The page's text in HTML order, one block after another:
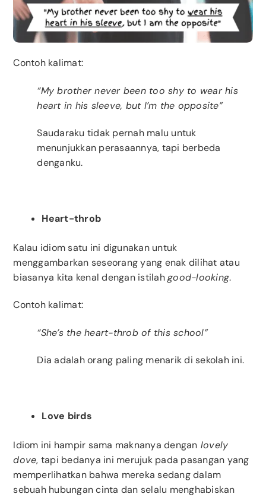
Contoh kalimat:
“My brother never been too shy to wear his
heart in his sleeve, but I’m the opposite”
Saudaraku tidak pernah malu untuk
menunjukkan perasaannya, tapi berbeda
denganku.
Heart-throb
Kalau idiom satu ini digunakan untuk
menggambarkan seseorang yang enak dilihat atau
biasanya kita kenal dengan istilahgood-looking.
Contoh kalimat:
“She’s the heart-throb of this school”
Dia adalah orang paling menarik di sekolah ini.
Love birds
Idiom ini hampir sama maknanya dengan lovely
dove, tapi bedanya ini merujuk pada pasangan yang
memperlihatkan bahwa mereka sedang dalam
sebuah hubungan cinta dan selalu menghabiskan